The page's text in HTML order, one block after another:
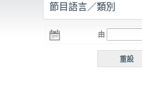
R3
電台 電台
R5
節目語言／類別
由
重設